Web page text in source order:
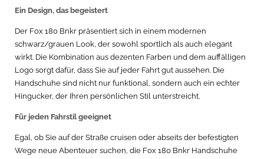
Ein Design, das begeistert
Der Fox 180 Bnkr präsentiert sich in einem modernen
schwarz/grauen Look, der sowohl sportlich als auch elegant
wirkt. Die Kombination aus dezenten Farben und dem auffälligen
Logo sorgt dafür, dass Sie auf jeder Fahrt gut aussehen. Die
Handschuhe sind nicht nur funktional, sondern auch ein echter
Hingucker, der Ihren persönlichen Stil unterstreicht.
Für jeden Fahrstil geeignet
Egal, ob Sie auf der Straße cruisen oder abseits der befestigten
Wege neue Abenteuer suchen, die Fox 180 Bnkr Handschuhe